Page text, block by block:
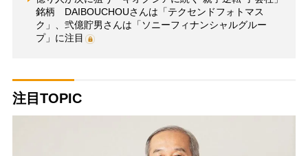
銘柄 DAIBOUCHOUさんは「テクセンドフォトマス
ク」、弐億貯男さんは「ソニーフィナンシャルグルー
プ」に注目
注目TOPIC